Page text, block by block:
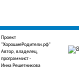
Проект
"ХорошиеРодители.рф"
Автор, владелец,
программист -
Инна Решетникова